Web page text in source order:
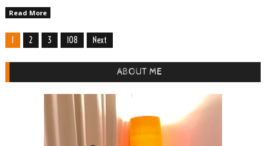
Read More
1 2 3 108 Next
ABOUT ME